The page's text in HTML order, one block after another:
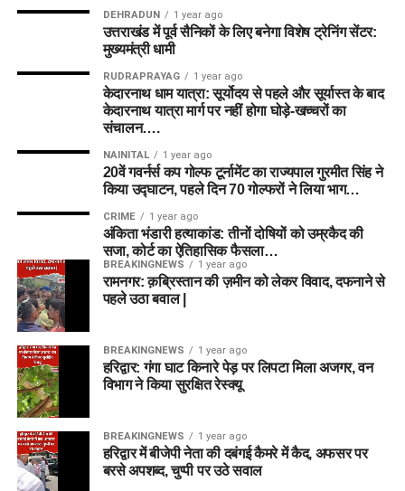
DEHRADUN 1 year ago
उत्तराखंड में पूर्व सैनिकों के लिए बनेगा विशेष ट्रेनिंग सेंटर:
मुख्यमंत्री धामी
RUDRAPRAYAG 1 year ago
केदारनाथ धाम यात्रा: सूर्योदय से पहले और सूर्यास्त के बाद
केदारनाथ यात्रा मार्ग पर नहीं होगा घोड़े-खच्चरों का
संचालन….
NAINITAL 1 year ago
20वें गवर्नर्स कप गोल्फ टूर्नामेंट का राज्यपाल गुरमीत सिंह ने
किया उद्घाटन, पहले दिन 70 गोल्फरों ने लिया भाग…
CRIME 1 year ago
अंकिता भंडारी हत्याकांड: तीनों दोषियों को उम्रकैद की
सजा, कोर्ट का ऐतिहासिक फैसला…
BREAKINGNEWS 1 year ago
रामनगर: क़ब्रिस्तान की ज़मीन को लेकर विवाद, दफनाने से
पहले उठा बवाल |
BREAKINGNEWS 1 year ago
हरिद्वार: गंगा घाट किनारे पेड़ पर लिपटा मिला अजगर, वन
विभाग ने किया सुरक्षित रेस्क्यू
BREAKINGNEWS 1 year ago
हरिद्वार में बीजेपी नेता की दबंगई कैमरे में कैद, अफसर पर
बरसे अपशब्द, चुप्पी पर उठे सवाल